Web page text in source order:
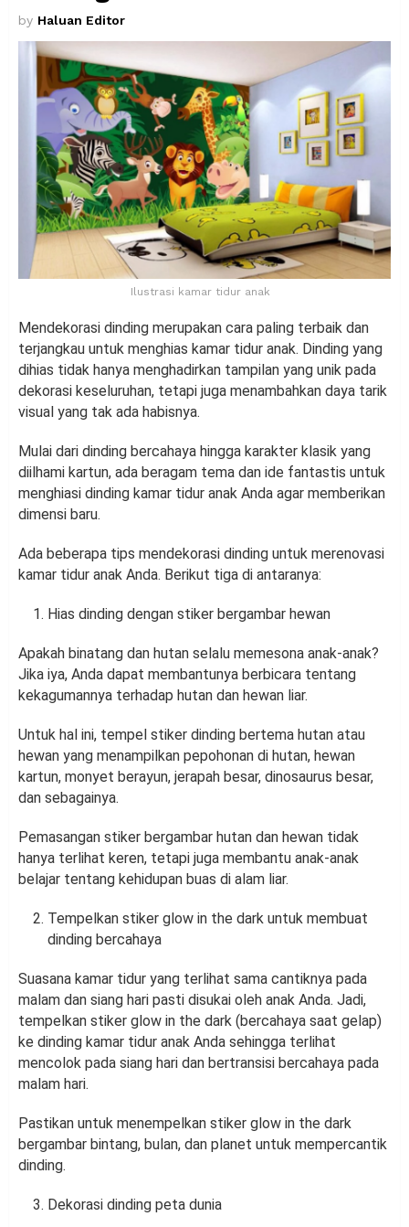
by Haluan Editor
Ilustrasi kamar tidur anak
Mendekorasi dinding merupakan cara paling terbaik dan
terjangkau untuk menghias kamar tidur anak. Dinding yang
dihias tidak hanya menghadirkan tampilan yang unik pada
dekorasi keseluruhan, tetapi juga menambahkan daya tarik
visual yang tak ada habisnya.
Mulai dari dinding bercahaya hingga karakter klasik yang
diilhami kartun, ada beragam tema dan ide fantastis untuk
menghiasi dinding kamar tidur anak Anda agar memberikan
dimensi baru.
Ada beberapa tips mendekorasi dinding untuk merenovasi
kamar tidur anak Anda. Berikut tiga di antaranya:
Hias dinding dengan stiker bergambar hewan
Apakah binatang dan hutan selalu memesona anak-anak?
Jika iya, Anda dapat membantunya berbicara tentang
kekagumannya terhadap hutan dan hewan liar.
Untuk hal ini, tempel stiker dinding bertema hutan atau
hewan yang menampilkan pepohonan di hutan, hewan
kartun, monyet berayun, jerapah besar, dinosaurus besar,
dan sebagainya.
Pemasangan stiker bergambar hutan dan hewan tidak
hanya terlihat keren, tetapi juga membantu anak-anak
belajar tentang kehidupan buas di alam liar.
Tempelkan stiker glow in the dark untuk membuat
dinding bercahaya
Suasana kamar tidur yang terlihat sama cantiknya pada
malam dan siang hari pasti disukai oleh anak Anda. Jadi,
tempelkan stiker glow in the dark (bercahaya saat gelap)
ke dinding kamar tidur anak Anda sehingga terlihat
mencolok pada siang hari dan bertransisi bercahaya pada
malam hari.
Pastikan untuk menempelkan stiker glow in the dark
bergambar bintang, bulan, dan planet untuk mempercantik
dinding.
Dekorasi dinding peta dunia